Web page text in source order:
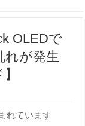
OLEDで
れが発生
れています